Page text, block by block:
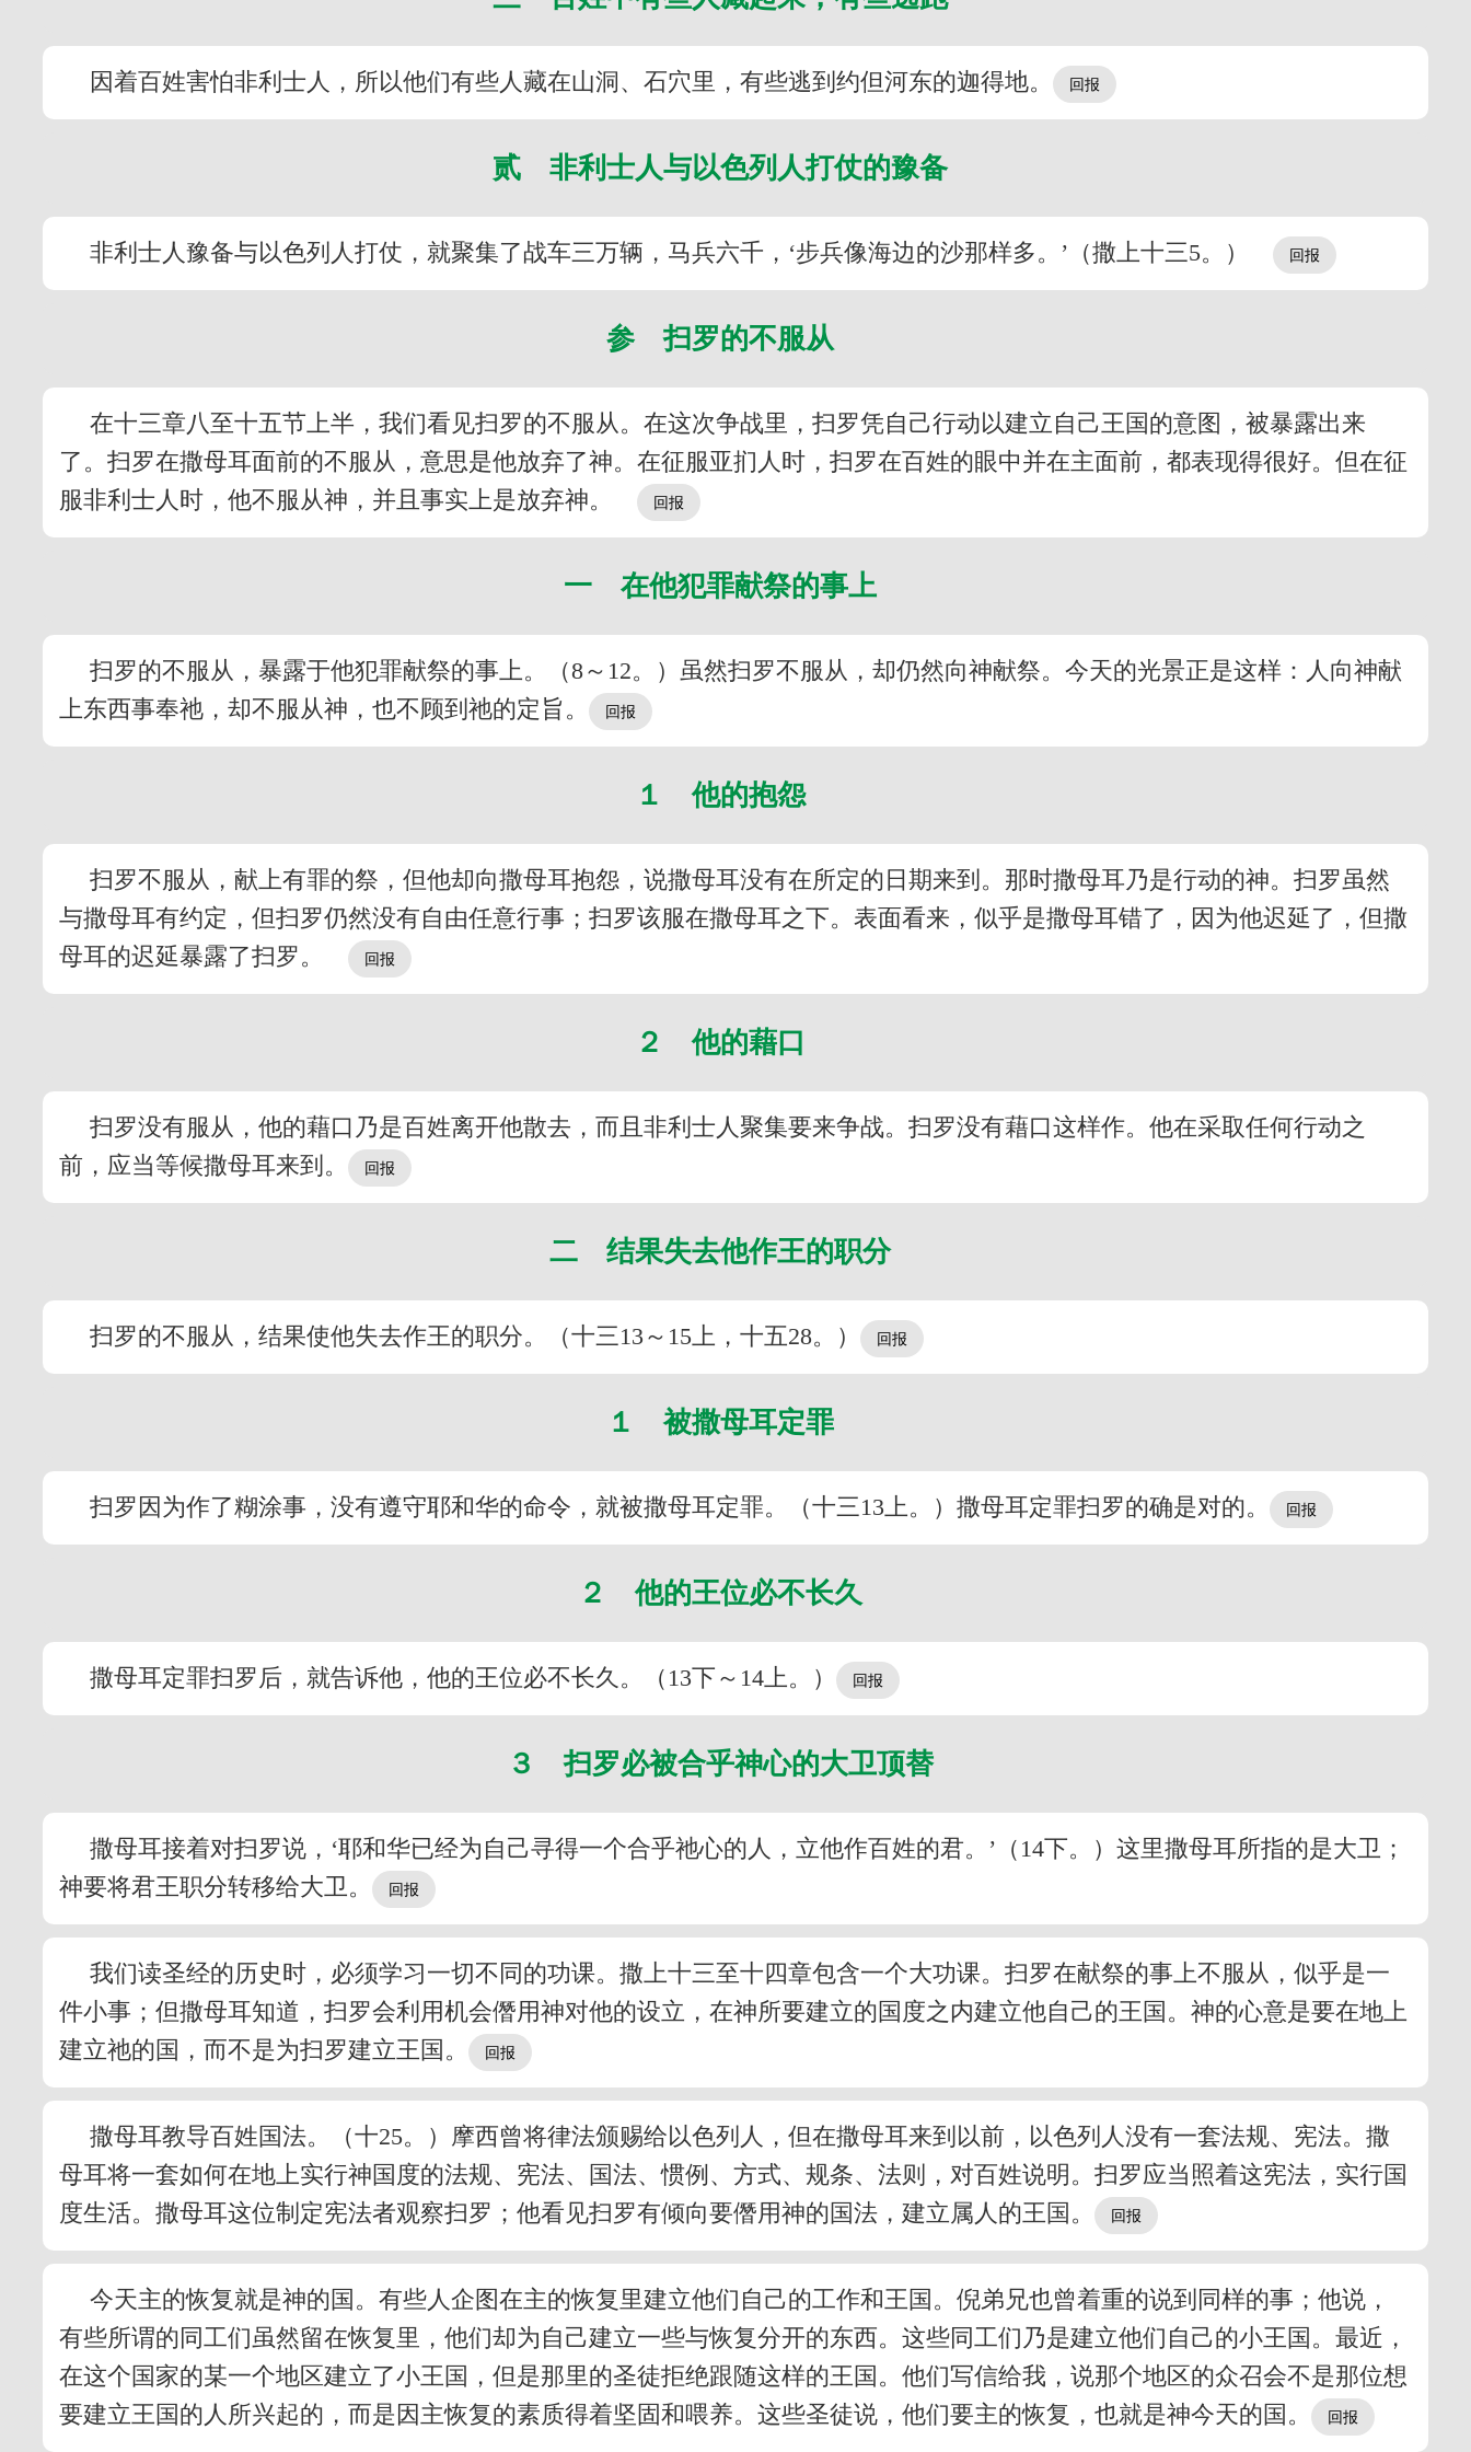
因着百姓害怕非利士人，所以他们有些人藏在山洞、石穴里，有些逃到约但河东的迦得地。
贰 非利士人与以色列人打仗的豫备
非利士人豫备与以色列人打仗，就聚集了战车三万辆，马兵六千，‘步兵像海边的沙那样多。’（撒上十三5。）
参 扫罗的不服从
在十三章八至十五节上半，我们看见扫罗的不服从。在这次争战里，扫罗凭自己行动以建立自己王国的意图，被暴露出来
了。扫罗在撒母耳面前的不服从，意思是他放弃了神。在征服亚扪人时，扫罗在百姓的眼中并在主面前，都表现得很好。但在征
服非利士人时，他不服从神，并且事实上是放弃神。
一 在他犯罪献祭的事上
扫罗的不服从，暴露于他犯罪献祭的事上。（8～12。）虽然扫罗不服从，却仍然向神献祭。今天的光景正是这样：人向神献
上东西事奉祂，却不服从神，也不顾到祂的定旨。
１ 他的抱怨
扫罗不服从，献上有罪的祭，但他却向撒母耳抱怨，说撒母耳没有在所定的日期来到。那时撒母耳乃是行动的神。扫罗虽然
与撒母耳有约定，但扫罗仍然没有自由任意行事；扫罗该服在撒母耳之下。表面看来，似乎是撒母耳错了，因为他迟延了，但撒
母耳的迟延暴露了扫罗。
２ 他的藉口
扫罗没有服从，他的藉口乃是百姓离开他散去，而且非利士人聚集要来争战。扫罗没有藉口这样作。他在采取任何行动之
前，应当等候撒母耳来到。
二 结果失去他作王的职分
扫罗的不服从，结果使他失去作王的职分。（十三13～15上，十五28。）
１ 被撒母耳定罪
扫罗因为作了糊涂事，没有遵守耶和华的命令，就被撒母耳定罪。（十三13上。）撒母耳定罪扫罗的确是对的。
２ 他的王位必不长久
撒母耳定罪扫罗后，就告诉他，他的王位必不长久。（13下～14上。）
３ 扫罗必被合乎神心的大卫顶替
撒母耳接着对扫罗说，‘耶和华已经为自己寻得一个合乎祂心的人，立他作百姓的君。’（14下。）这里撒母耳所指的是大卫；
神要将君王职分转移给大卫。
我们读圣经的历史时，必须学习一切不同的功课。撒上十三至十四章包含一个大功课。扫罗在献祭的事上不服从，似乎是一
件小事；但撒母耳知道，扫罗会利用机会僭用神对他的设立，在神所要建立的国度之内建立他自己的王国。神的心意是要在地上
建立祂的国，而不是为扫罗建立王国。
撒母耳教导百姓国法。（十25。）摩西曾将律法颁赐给以色列人，但在撒母耳来到以前，以色列人没有一套法规、宪法。撒
母耳将一套如何在地上实行神国度的法规、宪法、国法、惯例、方式、规条、法则，对百姓说明。扫罗应当照着这宪法，实行国
度生活。撒母耳这位制定宪法者观察扫罗；他看见扫罗有倾向要僭用神的国法，建立属人的王国。
今天主的恢复就是神的国。有些人企图在主的恢复里建立他们自己的工作和王国。倪弟兄也曾着重的说到同样的事；他说，
有些所谓的同工们虽然留在恢复里，他们却为自己建立一些与恢复分开的东西。这些同工们乃是建立他们自己的小王国。最近，
在这个国家的某一个地区建立了小王国，但是那里的圣徒拒绝跟随这样的王国。他们写信给我，说那个地区的众召会不是那位想
要建立王国的人所兴起的，而是因主恢复的素质得着坚固和喂养。这些圣徒说，他们要主的恢复，也就是神今天的国。